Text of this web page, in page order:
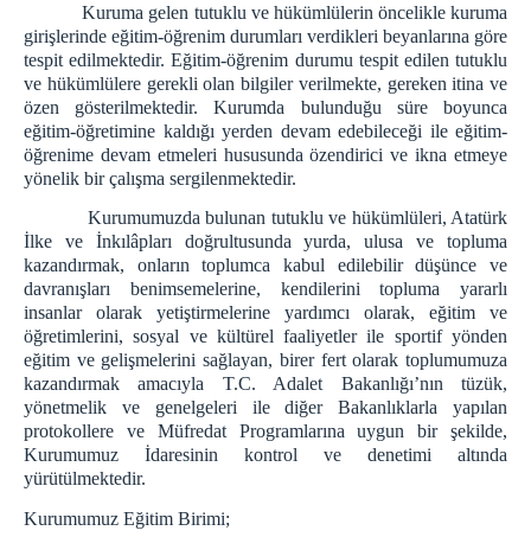
ZİYARET GÜN VE SAATLERİ
ZİYARET YÖNETMELİĞİ
TELEFON GÖRÜŞ USUL VE ESASLAR
TELEFONLA GÖRÜŞME ŞARTLARI
Emanet Para
EMANET EŞYA
İLETİŞİM
Kuruma gelen tutuklu ve hükümlülerin öncelikle kuruma
girişlerinde eğitim-öğrenim durumları verdikleri beyanlarına göre
tespit edilmektedir. Eğitim-öğrenim durumu tespit edilen tutuklu
ve hükümlülere gerekli olan bilgiler verilmekte, gereken itina ve
özen gösterilmektedir. Kurumda bulunduğu süre boyunca
eğitim-öğretimine kaldığı yerden devam edebileceği ile eğitim-
öğrenime devam etmeleri hususunda özendirici ve ikna etmeye
yönelik bir çalışma sergilenmektedir.
Kurumumuzda bulunan tutuklu ve hükümlüleri, Atatürk
İlke ve İnkılâpları doğrultusunda yurda, ulusa ve topluma
kazandırmak, onların toplumca kabul edilebilir düşünce ve
davranışları benimsemelerine, kendilerini topluma yararlı
insanlar olarak yetiştirmelerine yardımcı olarak, eğitim ve
öğretimlerini, sosyal ve kültürel faaliyetler ile sportif yönden
eğitim ve gelişmelerini sağlayan, birer fert olarak toplumumuza
kazandırmak amacıyla T.C. Adalet Bakanlığı’nın tüzük,
yönetmelik ve genelgeleri ile diğer Bakanlıklarla yapılan
protokollere ve Müfredat Programlarına uygun bir şekilde,
Kurumumuz İdaresinin kontrol ve denetimi altında
yürütülmektedir.
Kurumumuz Eğitim Birimi;